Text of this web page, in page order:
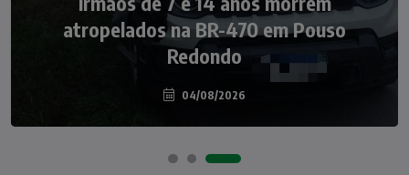
atropelados na BR-470 em Pouso
Redondo
04/08/2026
Nádia Menegazzi leva o nome de Taió ao
palco do Programa Silvio Santos
07/08/2026